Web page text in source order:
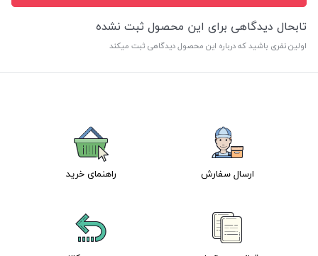
تابحال دیدگاهی برای این محصول ثبت نشده
اولین نفری باشید که درباره این محصول دیدگاهی ثبت میکند
ارسال سفارش راهنمای خرید